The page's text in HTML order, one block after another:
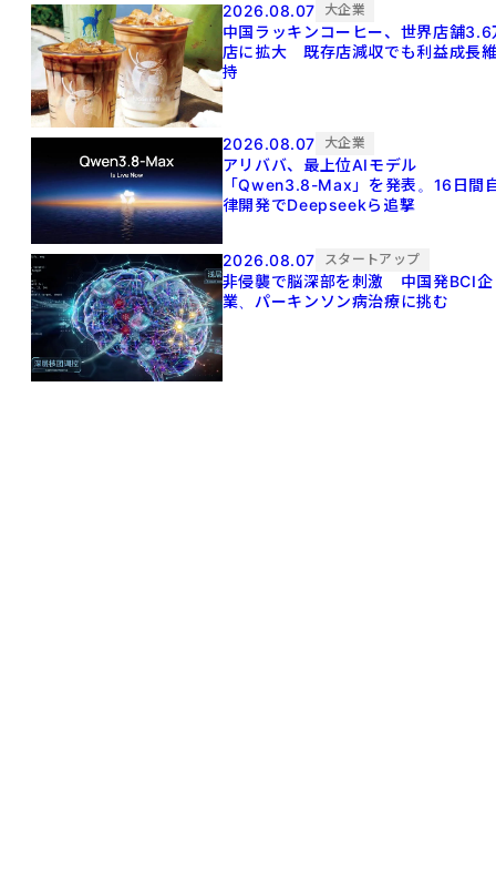
2026.08.07 大企業
中国ラッキンコーヒー、世界店舗3.6
店に拡大 既存店減収でも利益成長
持
2026.08.07 大企業
アリババ、最上位AIモデル
「Qwen3.8-Max」を発表。16日間
律開発でDeepseekら追撃
2026.08.07 スタートアップ
非侵襲で脳深部を刺激 中国発BCI企
業、パーキンソン病治療に挑む